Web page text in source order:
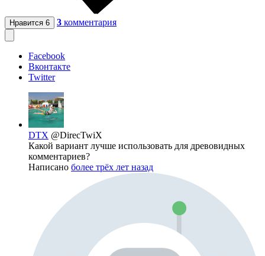
Нравится 6 3 комментария
Facebook
Вконтакте
Twitter
DTX @DirecTwiX
Какой вариант лучше использовать для древовидных
комментариев?
Написано более трёх лет назад